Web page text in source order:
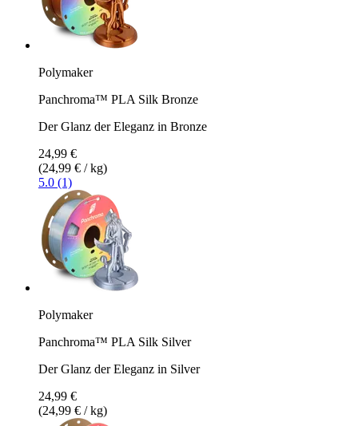
Polymaker
Panchroma™ PLA Silk Bronze
Der Glanz der Eleganz in Bronze
24,99 €
(24,99 € / kg)
5.0 (1)
Polymaker
Panchroma™ PLA Silk Silver
Der Glanz der Eleganz in Silver
24,99 €
(24,99 € / kg)